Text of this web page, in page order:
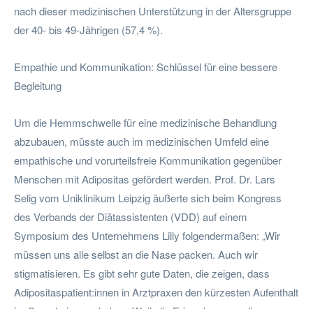
nach dieser medizinischen Unterstützung in der Altersgruppe
der 40- bis 49-Jährigen (57,4 %).
Empathie und Kommunikation: Schlüssel für eine bessere
Begleitung
Um die Hemmschwelle für eine medizinische Behandlung
abzubauen, müsste auch im medizinischen Umfeld eine
empathische und vorurteilsfreie Kommunikation gegenüber
Menschen mit Adipositas gefördert werden. Prof. Dr. Lars
Selig vom Uniklinikum Leipzig äußerte sich beim Kongress
des Verbands der Diätassistenten (VDD) auf einem
Symposium des Unternehmens Lilly folgendermaßen: „Wir
müssen uns alle selbst an die Nase packen. Auch wir
stigmatisieren. Es gibt sehr gute Daten, die zeigen, dass
Adipositaspatient:innen in Arztpraxen den kürzesten Aufenthalt